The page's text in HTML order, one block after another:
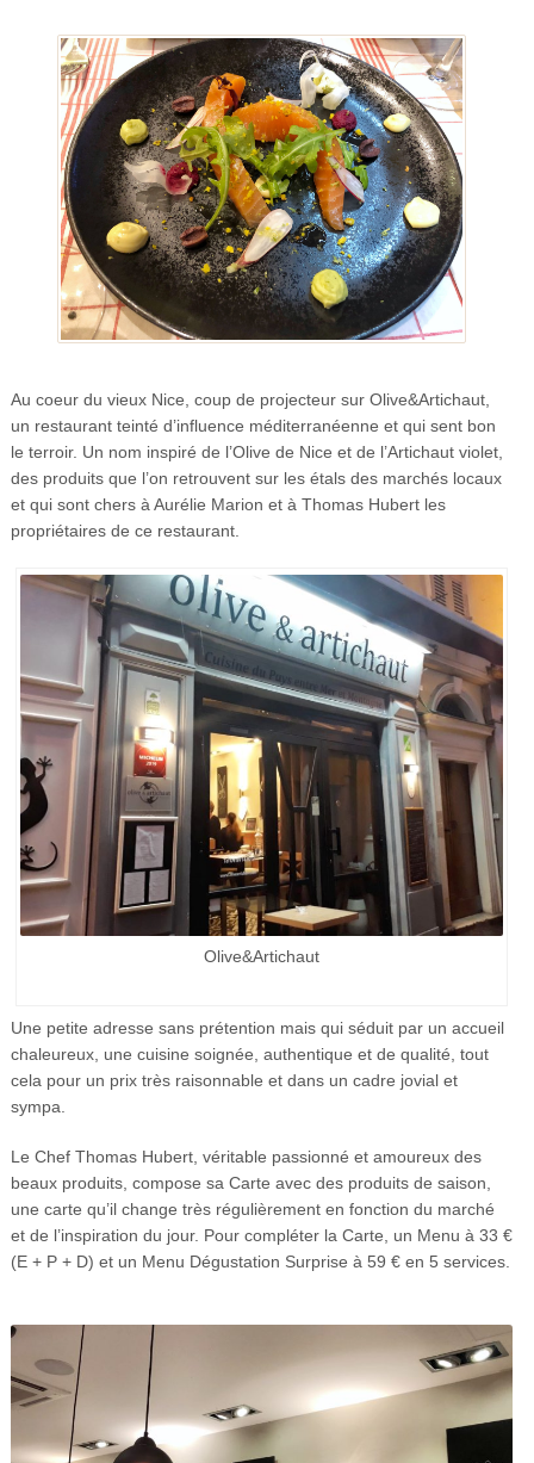
Au coeur du vieux Nice, coup de projecteur sur Olive&Artichaut,
un restaurant teinté d’influence méditerranéenne et qui sent bon
le terroir. Un nom inspiré de l’Olive de Nice et de l’Artichaut violet,
des produits que l’on retrouvent sur les étals des marchés locaux
et qui sont chers à Aurélie Marion et à Thomas Hubert les
propriétaires de ce restaurant.
Olive&Artichaut
Une petite adresse sans prétention mais qui séduit par un accueil
chaleureux, une cuisine soignée, authentique et de qualité, tout
cela pour un prix très raisonnable et dans un cadre jovial et
sympa.
Le Chef Thomas Hubert, véritable passionné et amoureux des
beaux produits, compose sa Carte avec des produits de saison,
une carte qu’il change très régulièrement en fonction du marché
et de l’inspiration du jour. Pour compléter la Carte, un Menu à 33 €
(E + P + D) et un Menu Dégustation Surprise à 59 € en 5 services.